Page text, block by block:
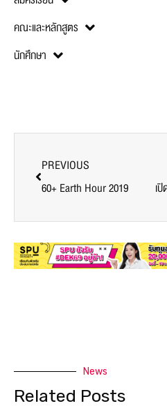
คณะและหลักสูตร
นักศึกษา
PREVIOUS
60+ Earth Hour 2019
News
Related Posts